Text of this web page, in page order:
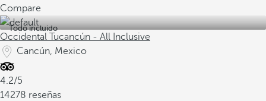
Compare
Todo incluido
Occidental Tucancún - All Inclusive
Cancún, Mexico
4.2/5
14278 reseñas